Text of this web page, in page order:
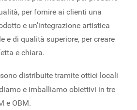
per fornire ai clienti una
e un'integrazione artistica
e di qualità superiore, per creare
e chiara.
distribuite tramite ottici locali
e imballiamo obiettivi in ​​tre
e OBM.